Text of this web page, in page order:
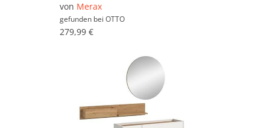
von Merax
gefunden bei OTTO
279,99 €